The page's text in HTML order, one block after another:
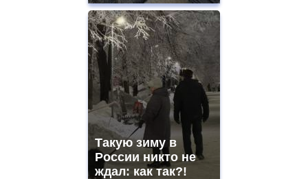
Такую зиму в
России никто не
ждал: как так?!